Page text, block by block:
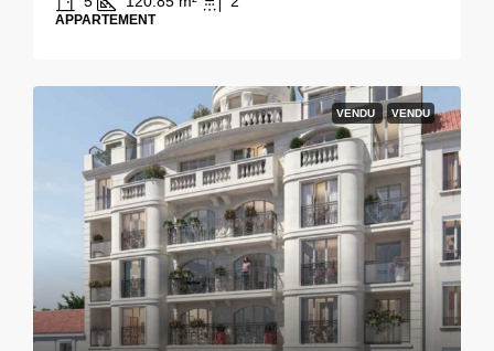
APPARTEMENT
VENDU VENDU